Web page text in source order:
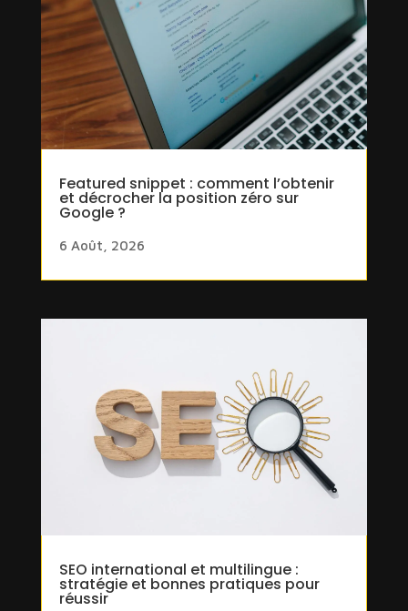
Featured snippet : comment l’obtenir
et décrocher la position zéro sur
Google ?
6 Août, 2026
SEO international et multilingue :
stratégie et bonnes pratiques pour
réussir